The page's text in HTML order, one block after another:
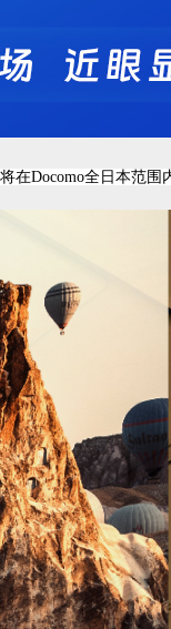
Docomo全日本范围